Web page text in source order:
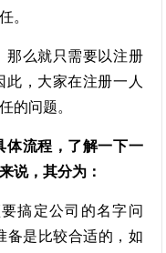
。
那么就只需要以注册
，大家在注册一人
的问题。
体流程，了解一下一
说，其分为：
搞定公司的名字问
备是比较合适的，如